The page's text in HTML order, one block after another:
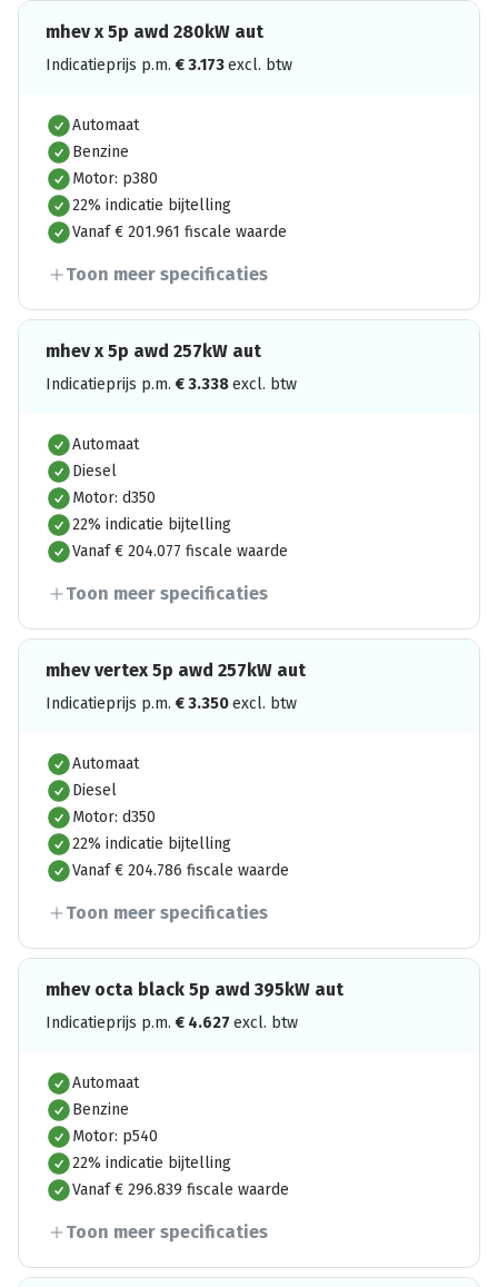
mhev x 5p awd 280kW aut
Indicatieprijs p.m. €3.173excl. btw
Automaat
Benzine
Motor: p380
22% indicatie bijtelling
Vanaf € 201.961 fiscale waarde
Toon meer specificaties
mhev x 5p awd 257kW aut
Indicatieprijs p.m. €3.338excl. btw
Automaat
Diesel
Motor: d350
22% indicatie bijtelling
Vanaf € 204.077 fiscale waarde
Toon meer specificaties
mhev vertex 5p awd 257kW aut
Indicatieprijs p.m. €3.350excl. btw
Automaat
Diesel
Motor: d350
22% indicatie bijtelling
Vanaf € 204.786 fiscale waarde
Toon meer specificaties
mhev octa black 5p awd 395kW aut
Indicatieprijs p.m. € 4.627 excl. btw
Automaat
Benzine
Motor: p540
22% indicatie bijtelling
Vanaf € 296.839 fiscale waarde
Toon meer specificaties